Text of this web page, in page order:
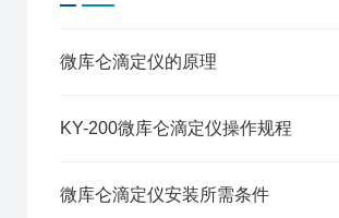
微库仑滴定仪的原理
KY-200微库仑滴定仪操作规程
微库仑滴定仪安装所需条件